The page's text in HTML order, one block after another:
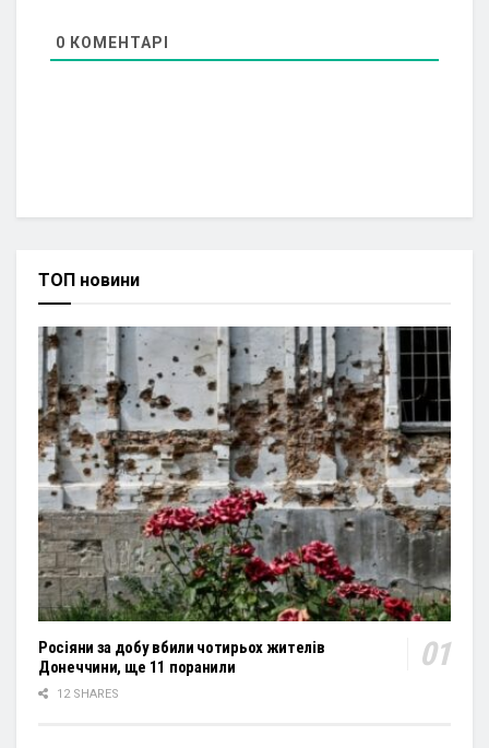
0 КОМЕНТАРІ
ТОП новини
Росіяни за добу вбили чотирьох жителів
Донеччини, ще 11 поранили
12 SHARES